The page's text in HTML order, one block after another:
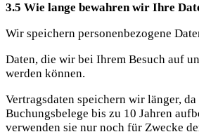
3.5 Wie lange bewahren wir Ihre
Wir speichern personenbezogene
Daten, die wir bei Ihrem Besuch auf
werden können.
Vertragsdaten speichern wir länger,
Buchungsbelege bis zu 10 Jahren
verwenden sie nur noch für Zwecke